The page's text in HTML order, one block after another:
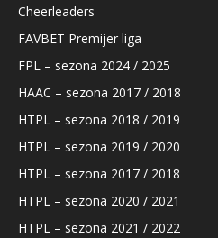
Cheerleaders
FAVBET Premijer liga
FPL – sezona 2024 / 2025
HAAC – sezona 2017 / 2018
HTPL – sezona 2018 / 2019
HTPL – sezona 2019 / 2020
HTPL – sezona 2017 / 2018
HTPL – sezona 2020 / 2021
HTPL – sezona 2021 / 2022